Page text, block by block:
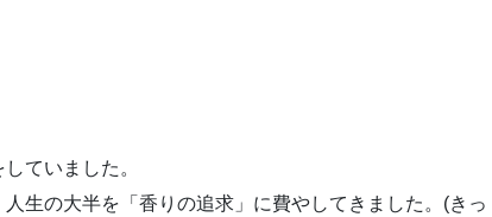
ていました。
生の大半を「香りの追求」に費やしてきました。(きっ